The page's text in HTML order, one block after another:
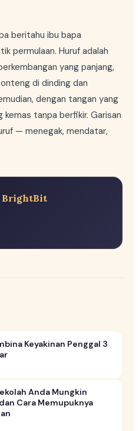
beritahu ibu bapa
permulaan. Huruf adalah
yang panjang,
di dinding dan
dengan tangan yang
kemas tanpa berfikir. Garisan
— menegak, mendatar,
BrightBit
Keyakinan Penggal 3
Anda Mungkin
Cara Memupuknya